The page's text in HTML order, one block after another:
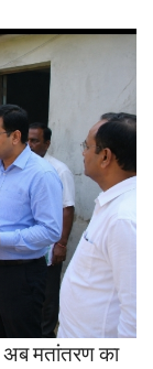
अब मतांतरण का